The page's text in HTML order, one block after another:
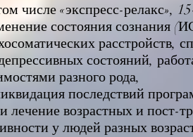
числе «экспресс-релакс»,
состояния сознания
расстройств,
состояний,
разного рода,
последствий
лечение возрастных и пост-
у людей разных